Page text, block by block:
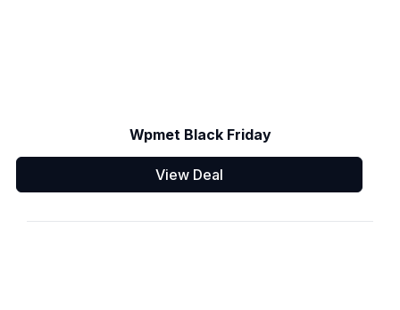
Wpmet Black Friday
View Deal